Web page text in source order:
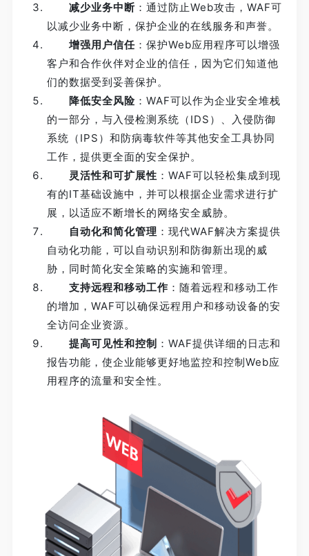
减少业务中断：通过防止Web攻击，WAF可
以减少业务中断，保护企业的在线服务和声誉。
增强用户信任：保护Web应用程序可以增强
客户和合作伙伴对企业的信任，因为它们知道他
们的数据受到妥善保护。
降低安全风险：WAF可以作为企业安全堆栈
的一部分，与入侵检测系统（IDS）、入侵防御
系统（IPS）和防病毒软件等其他安全工具协同
工作，提供更全面的安全保护。
灵活性和可扩展性 ：WAF可以轻松集成到现
有的IT基础设施中，并可以根据企业需求进行扩
展，以适应不断增长的网络安全威胁。
自动化和简化管理 ：现代WAF解决方案提供
自动化功能，可以自动识别和防御新出现的威
胁，同时简化安全策略的实施和管理。
支持远程和移动工作 ：随着远程和移动工作
的增加，WAF可以确保远程用户和移动设备的安
全访问企业资源。
提高可见性和控制 ：WAF提供详细的日志和
报告功能，使企业能够更好地监控和控制Web应
用程序的流量和安全性。